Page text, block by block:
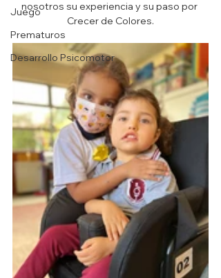
Juego
Prematuros
Desarrollo Psicomotor
nosotros su experiencia y su paso por
Crecer de Colores.